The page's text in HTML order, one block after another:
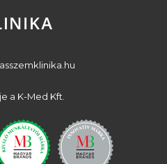
a K-Med Kft.